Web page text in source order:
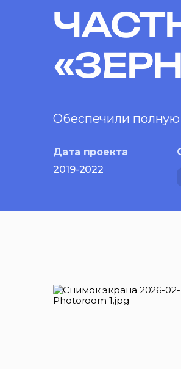
Обеспечили полную
Дата проекта
2019-2022